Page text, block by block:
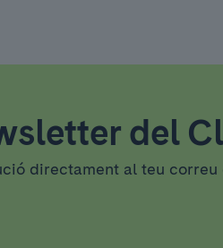
del
directament al teu correu